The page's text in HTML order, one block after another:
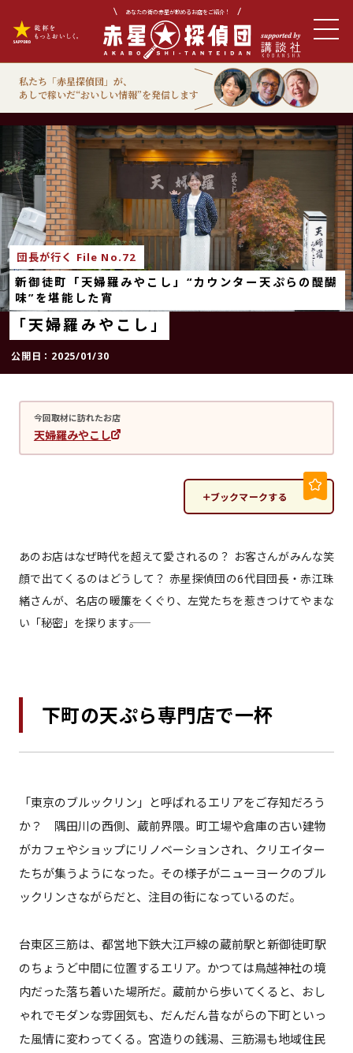
あなたの街の赤星が飲めるお店をご紹介！
私たち「赤星探偵団」が、
あしで稼いだ“おいしい情報”を発信します
団長が行く File No.72
新御徒町「天婦羅みやこし」“カウンター天ぷらの醍醐
味”を堪能した宵
「天婦羅みやこし」
公開日： 2025/01/30
今回取材に訪れたお店
天婦羅みやこし
ブックマークする
あのお店はなぜ時代を超えて愛されるの？ お客さんがみんな笑
顔で出てくるのはどうして？ 赤星探偵団の6代目団長・赤江珠
緒さんが、名店の暖簾をくぐり、左党たちを惹きつけてやまな
い「秘密」を探ります――。
下町の天ぷら専門店で一杯
「東京のブルックリン」と呼ばれるエリアをご存知だろう
か？ 隅田川の西側、蔵前界隈。町工場や倉庫の古い建物
がカフェやショップにリノベーションされ、クリエイター
たちが集うようになった。その様子がニューヨークのブル
ックリンさながらだと、注目の街になっているのだ。
台東区三筋は、都営地下鉄大江戸線の蔵前駅と新御徒町駅
のちょうど中間に位置するエリア。かつては鳥越神社の境
内だった落ち着いた場所だ。蔵前から歩いてくると、おし
ゃれでモダンな雰囲気も、だんだん昔ながらの下町といっ
た風情に変わってくる。宮造りの銭湯、三筋湯も地域住民